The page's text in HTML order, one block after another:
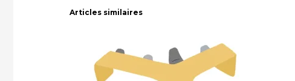
Articles similaires